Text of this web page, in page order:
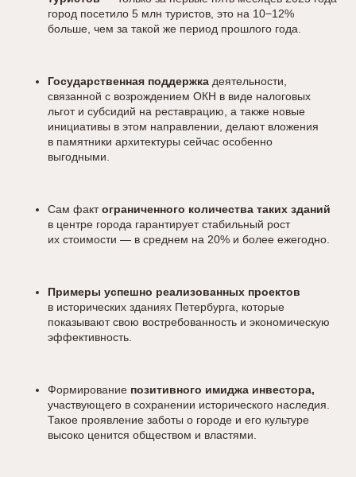
город посетило 5 млн туристов, это на 10−12%
больше, чем за такой же период прошлого года.
Государственная поддержка деятельности,
связанной с возрождением ОКН в виде налоговых
льгот и субсидий на реставрацию, а также новые
инициативы в этом направлении, делают вложения
в памятники архитектуры сейчас особенно
выгодными.
Сам фактограниченного количества таких зданий
в центре города гарантирует стабильный рост
их стоимости — в среднем на 20% и более ежегодно.
Примеры успешно реализованных проектов
в исторических зданиях Петербурга, которые
показывают свою востребованность и экономическую
эффективность.
Формирование позитивного имиджа инвестора,
участвующего в сохранении исторического наследия.
Такое проявление заботы о городе и его культуре
высоко ценится обществом и властями.